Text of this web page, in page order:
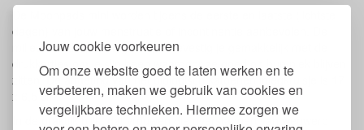
Jouw cookie voorkeuren
Om onze website goed te laten werken en te
verbeteren, maken we gebruik van cookies en
vergelijkbare technieken. Hiermee zorgen we
dagen) van jouw menstruatie of incontinentie aanbevolen. De
milieuvriendelijke inlegkruisjes bevestig je gemakkelijk met de
drukkertjes om je slip heen waardoor ze goed op hun plek blijven
zitten. De afmeting van het biologisch katoenen inlegkruisje is 17
x 6,5 cm.
In de praktijk blijkt dat vrouwen die overstappen van wegwerp